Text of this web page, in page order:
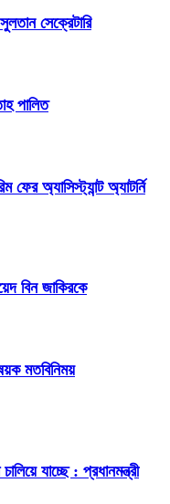
সেক্রেটারি
পালিত
অ্যাসিস্ট্যান্ট অ্যাটর্নি
বিন জাকিরকে
মতবিনিময়
যাচ্ছে : প্রধানমন্ত্রী